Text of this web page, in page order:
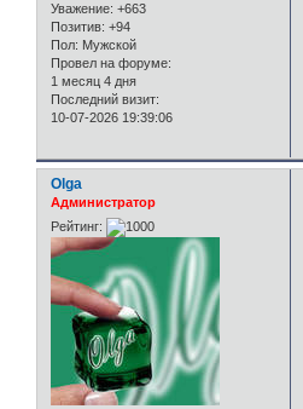
Уважение: +663
Позитив: +94
Пол: Мужской
Провел на форуме:
1 месяц 4 дня
Последний визит:
10-07-2026 19:39:06
Olga
Администратор
Рейтинг: